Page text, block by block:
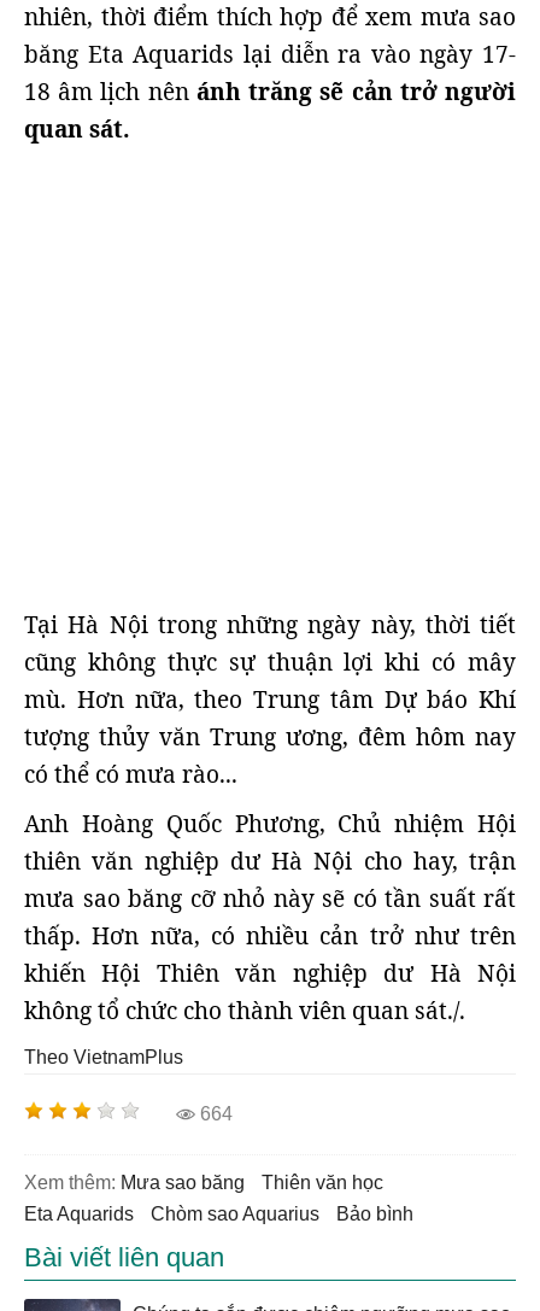
nhiên, thời điểm thích hợp để xem mưa sao
băng Eta Aquarids lại diễn ra vào ngày 17-
18 âm lịch nênánh trăng sẽ cản trở người
quan sát.
Tại Hà Nội trong những ngày này, thời tiết
cũng không thực sự thuận lợi khi có mây
mù. Hơn nữa, theo Trung tâm Dự báo Khí
tượng thủy văn Trung ương, đêm hôm nay
có thể có mưa rào...
Anh Hoàng Quốc Phương, Chủ nhiệm Hội
thiên văn nghiệp dư Hà Nội cho hay, trận
mưa sao băng cỡ nhỏ này sẽ có tần suất rất
thấp. Hơn nữa, có nhiều cản trở như trên
khiến Hội Thiên văn nghiệp dư Hà Nội
không tổ chức cho thành viên quan sát./.
Theo VietnamPlus
664
Xem thêm: mưa sao băng
thiên văn học
Eta Aquarids
chòm sao Aquarius bảo bình
Bài viết liên quan